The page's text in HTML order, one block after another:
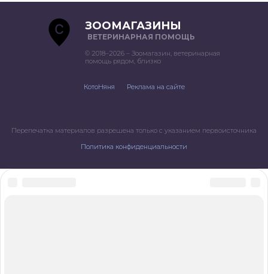
ЗООМАГАЗИНЫ
ВЕТЕРИНАРНАЯ ПОМОЩЬ
© 2018–2026 – Зоомагазин, ветеринарная
помощь рядом, близко
КотоНяня Реклама на сайте
Перепечатка материалов разрешена только с указанием первоисточника
Политика конфиденциальности